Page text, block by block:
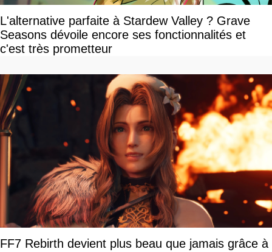
L'alternative parfaite à Stardew Valley ? Grave
Seasons dévoile encore ses fonctionnalités et
c'est très prometteur
FF7 Rebirth devient plus beau que jamais grâce à